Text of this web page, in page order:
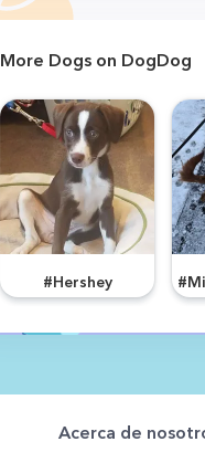
More Dogs on DogDog
#Hershey
Acerca de